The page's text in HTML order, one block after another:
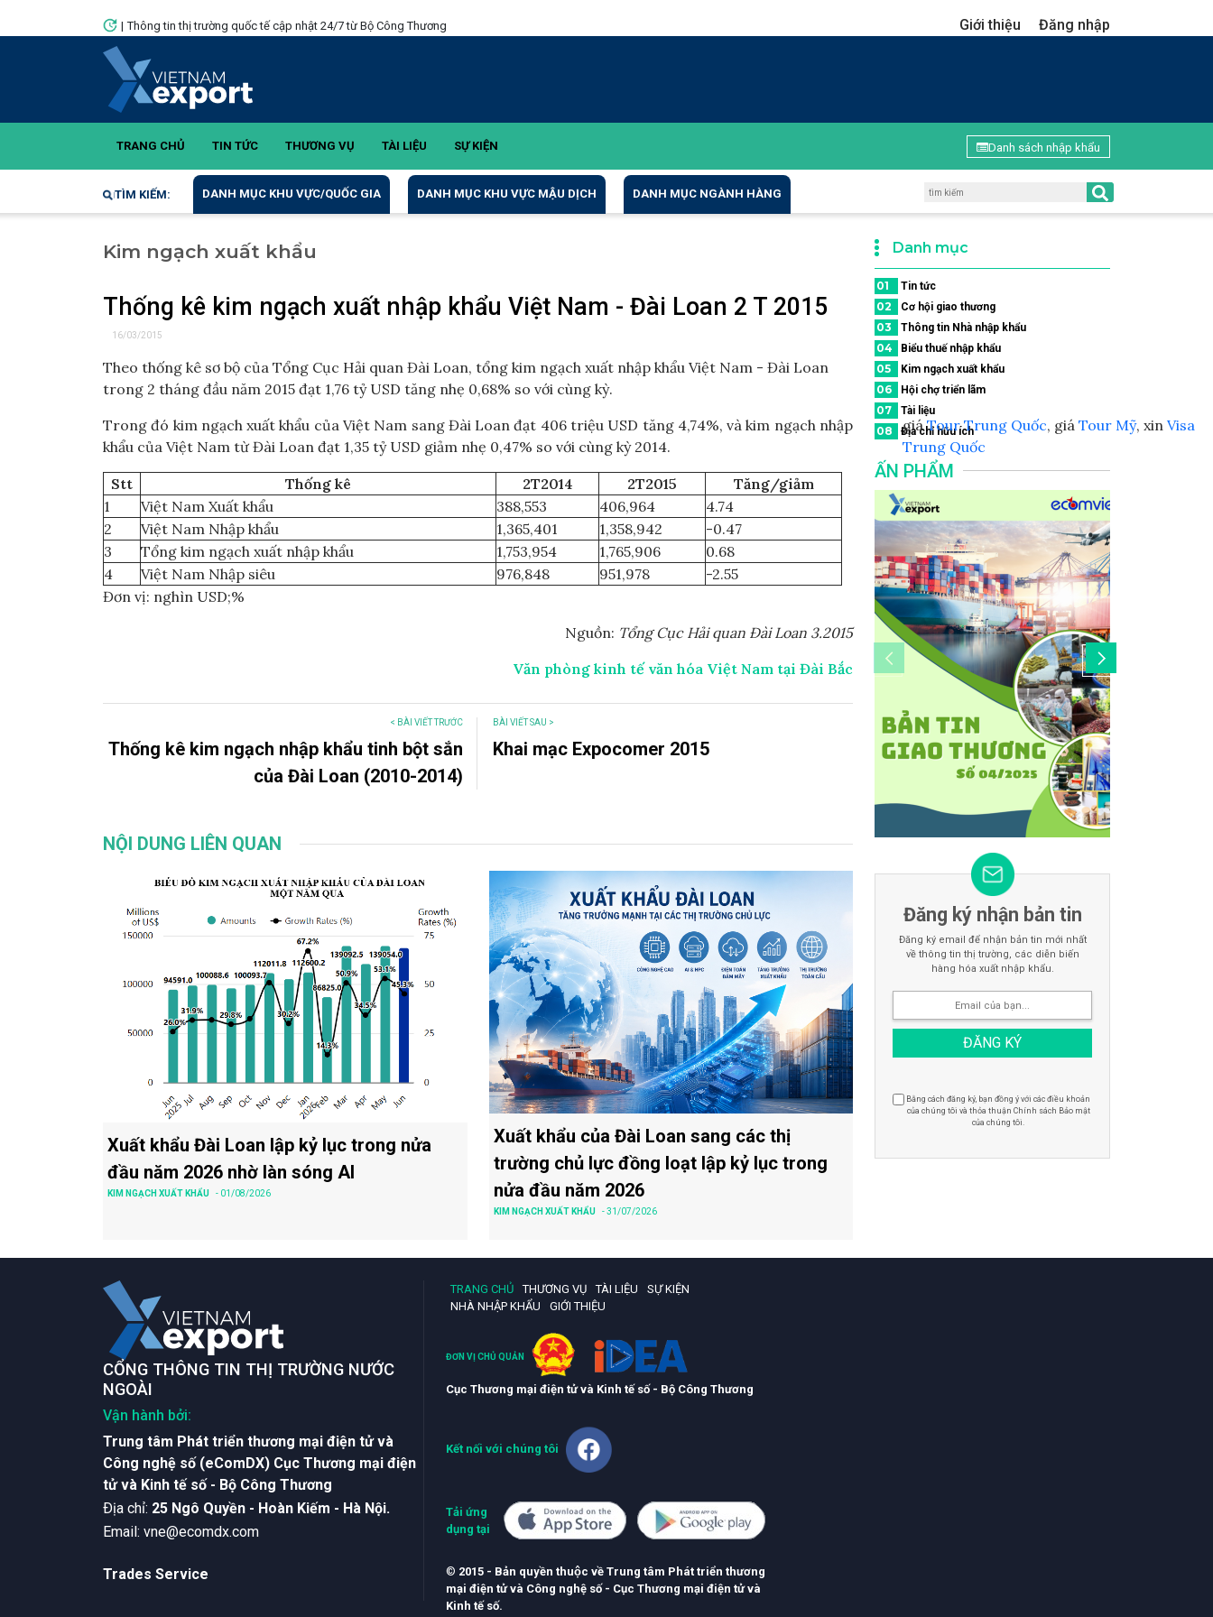
| Thông tin thị trường quốc tế cập nhật 24/7 từ Bộ Công Thương Giới thiệu Đăng nhập
TRANG CHỦ TIN TỨC THƯƠNG VỤ TÀI LIỆU SỰ KIỆN Danh sách nhập khẩu
TÌM KIẾM: DANH MỤC KHU VỰC/QUỐC GIA DANH MỤC KHU VỰC MẬU DỊCH DANH MỤC NGÀNH HÀNG
Kim ngạch xuất khẩu
Thống kê kim ngạch xuất nhập khẩu Việt Nam - Đài Loan 2 T 2015
16/03/2015
Theo thống kê sơ bộ của Tổng Cục Hải quan Đài Loan, tổng kim ngạch xuất nhập khẩu Việt Nam - Đài Loan
trong 2 tháng đầu năm 2015 đạt 1,76 tỷ USD tăng nhẹ 0,68% so với cùng kỳ.
giáTour Trung Quốc, giá Tour Mỹ, xin Visa
Trung Quốc
Trong đó kim ngạch xuất khẩu của Việt Nam sang Đài Loan đạt 406 triệu USD tăng 4,74%, và kim ngạch nhập
khẩu của Việt Nam từ Đài Loan đạt 1,35 tỷ USD giảm nhẹ 0,47% so với cùng kỳ 2014.
Stt Thống kê 2T2014 2T2015
Tăng/giảm
1
Việt Nam Xuất khẩu 388,553 406,964
4.74
2
Việt Nam Nhập khẩu 1,365,401 1,358,942
-0.47
3
Tổng kim ngạch xuất nhập khẩu 1,753,954 1,765,906
0.68
4
Việt Nam Nhập siêu 976,848 951,978
-2.55
Đơn vị: nghìn USD;%
Nguồn: Tổng Cục Hải quan Đài Loan 3.2015
Văn phòng kinh tế văn hóa Việt Nam tại Đài Bắc
< BÀI VIẾT TRƯỚC
Thống kê kim ngạch nhập khẩu tinh bột sắn
của Đài Loan (2010-2014)
BÀI VIẾT SAU >
Khai mạc Expocomer 2015
NỘI DUNG LIÊN QUAN
Xuất khẩu Đài Loan lập kỷ lục trong nửa
đầu năm 2026 nhờ làn sóng AI
KIM NGẠCH XUẤT KHẨU - 01/08/2026
Xuất khẩu của Đài Loan sang các thị
trường chủ lực đồng loạt lập kỷ lục trong
nửa đầu năm 2026
KIM NGẠCH XUẤT KHẨU - 31/07/2026
Danh mục
01 Tin tức
02 Cơ hội giao thương
03 Thông tin Nhà nhập khẩu
04 Biểu thuế nhập khẩu
05 Kim ngạch xuất khẩu
06 Hội chợ triển lãm
07 Tài liệu
08 Địa chỉ hữu ích
ẤN PHẨM
Đăng ký nhận bản tin
Đăng ký email để nhận bản tin mới nhất
về thông tin thị trường, các diễn biến
hàng hóa xuất nhập khẩu.
Bằng cách đăng ký, bạn đồng ý với các điều khoản
của chúng tôi và thỏa thuận Chính sách Bảo mật
của chúng tôi.
CỔNG THÔNG TIN THỊ TRƯỜNG NƯỚC
NGOÀI
Vận hành bởi:
Trung tâm Phát triển thương mại điện tử và
Công nghệ số (eComDX) Cục Thương mại điện
tử và Kinh tế số - Bộ Công Thương
Ðịa chỉ: 25 Ngô Quyền - Hoàn Kiếm - Hà Nội.
Email: vne@ecomdx.com
Trades Service
TRANG CHỦ THƯƠNG VỤ TÀI LIỆU
SỰ KIỆN
NHÀ NHẬP KHẨU
GIỚI THIỆU
ĐƠN VỊ CHỦ QUẢN
Cục Thương mại điện tử và Kinh tế số - Bộ Công Thương
Kết nối với chúng tôi
Tải ứng
dụng tại
© 2015 - Bản quyền thuộc về Trung tâm Phát triển thương
mại điện tử và Công nghệ số - Cục Thương mại điện tử và
Kinh tế số.